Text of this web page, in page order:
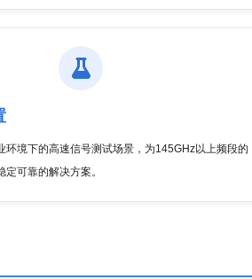
环境下的高速信号测试场景，为145GHz以上频段的
可靠的解决方案。